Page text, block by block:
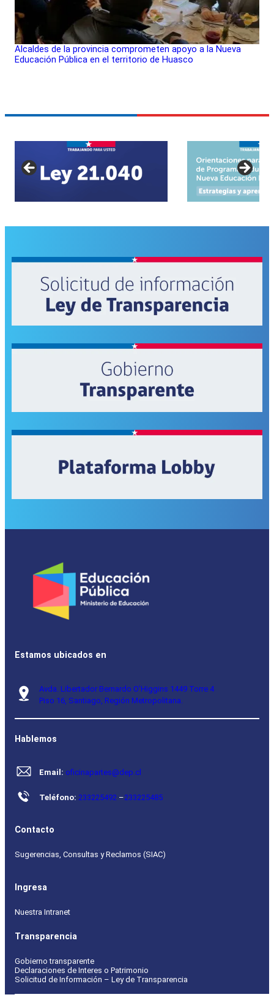
Alcaldes de la provincia comprometen apoyo a la Nueva
Educación Pública en el territorio de Huasco
Estamos ubicados en
Avda. Libertador Bernardo O’Higgins 1449 Torre 4
Piso 16, Santiago, Región Metropolitana.
Hablemos
Email: oficinapartes@dep.cl
Teléfono: 233225492 –233225485
Contacto
Sugerencias, Consultas y Reclamos (SIAC)
Ingresa
Nuestra Intranet
Transparencia
Gobierno transparente
Declaraciones de Interes o Patrimonio
Solicitud de Información – Ley de Transparencia